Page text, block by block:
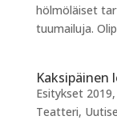
hölmöläiset
tuumailuja.
Kaksipäinen
Esitykset 2019,
Teatteri,